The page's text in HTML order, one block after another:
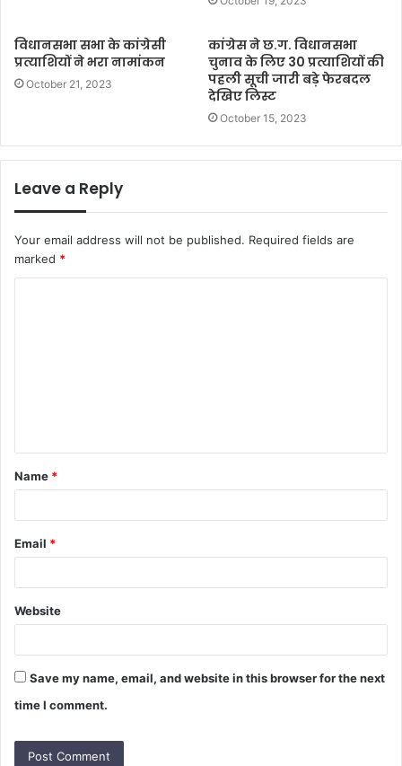
विधानसभा सभा के कांग्रेसी
प्रत्याशियों ने भरा नामांकन
October 21, 2023
कांग्रेस ने छ.ग. विधानसभा
चुनाव के लिए 30 प्रत्याशियों की
पहली सूची जारी बड़े फेरबदल
देखिए लिस्ट
October 15, 2023
Leave a Reply
Your email address will not be published. Required fields are
marked *
t
*
Name *
Email *
Website
Save my name, email, and website in this browser for the next
time I comment.